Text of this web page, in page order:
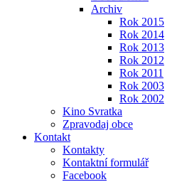
Archiv
Rok 2015
Rok 2014
Rok 2013
Rok 2012
Rok 2011
Rok 2003
Rok 2002
Kino Svratka
Zpravodaj obce
Kontakt
Kontakty
Kontaktní formulář
Facebook